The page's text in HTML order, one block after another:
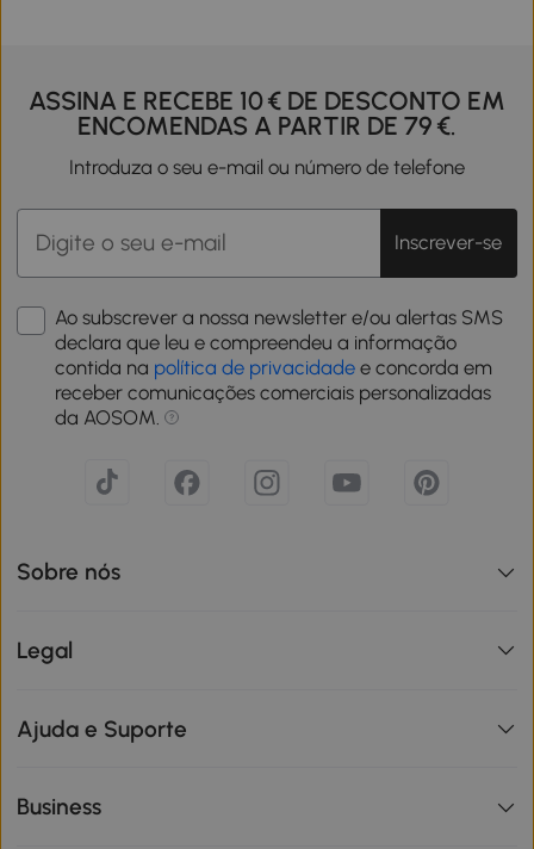
ASSINA E RECEBE 10 € DE DESCONTO EM
ENCOMENDAS A PARTIR DE 79 €.
Introduza o seu e-mail ou número de telefone
Inscrever-se
Ao subscrever a nossa newsletter e/ou alertas SMS
declara que leu e compreendeu a informação
contida na política de privacidade e concorda em
receber comunicações comerciais personalizadas
da AOSOM.
Sobre nós
Legal
Ajuda e Suporte
Business